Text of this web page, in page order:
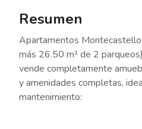
Resumen
Apartamentos
más 26.50 m² de 2
vende completamente
y amenidades completas,
mantenimiento: